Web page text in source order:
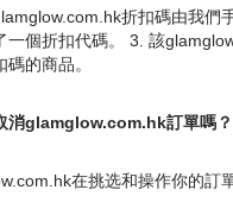
折扣碼由我們
一個折扣代碼。 3. 該
碼的商品。
消glamglow.com.hk訂單嗎？
在挑选和操作你的訂